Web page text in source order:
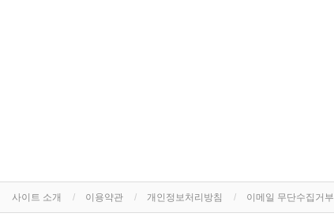
사이트 소개 이용약관 개인정보처리방침 이메일 무단수집거부